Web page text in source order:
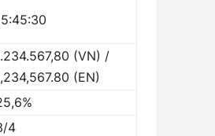
(VN) /
(EN)
4